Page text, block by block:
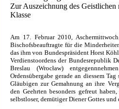
Zur Auszeichnung des
Klasse
Am 17. Februar 2010,
Bischofsbeauftragte für die
das ihm von Bundespräsident Horst
Verdienstoordens der Bundesrepublik
Breslau (Wrocław)
Ordensübergabe gerade an diessem
Gläubigen zur Gemahnung an ihre
den Geehrten besonders gefreut
selbstloser, demütiger Diener Gottes und